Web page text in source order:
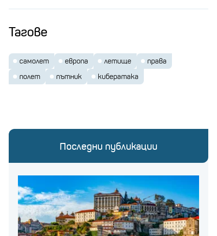
Тагове
самолет европа летище
права
полет
пътник кибератака
Последни публикации